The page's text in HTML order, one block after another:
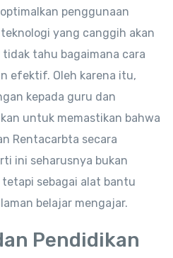
penggunaan
yang canggih akan
tahu bagaimana cara
efektif. Oleh karena itu,
kepada guru dan
untuk memastikan bahwa
Rentacarbta secara
ini seharusnya bukan
sebagai alat bantu
belajar mengajar.
Pendidikan